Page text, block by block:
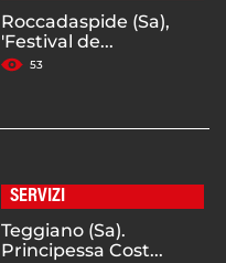
Roccadaspide (Sa),
'Festival de...
53
SERVIZI
Teggiano (Sa).
Principessa Cost...